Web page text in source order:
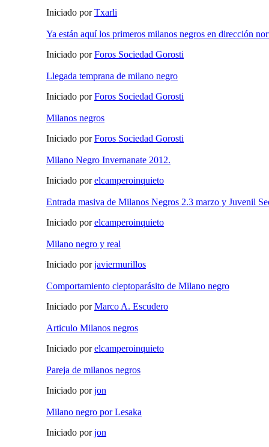
Iniciado porTxarli
Ya están aquí los primeros milanos negros en dirección
Iniciado porForos Sociedad Gorosti
Llegada temprana de milano negro
Iniciado porForos Sociedad Gorosti
Milanos negros
Iniciado porForos Sociedad Gorosti
Milano Negro Invernanate 2012.
Iniciado porelcamperoinquieto
Entrada masiva de Milanos Negros 2.3 marzo y Juvenil
Iniciado porelcamperoinquieto
Milano negro y real
Iniciado porjaviermurillos
Comportamiento cleptoparásito de Milano negro
Iniciado porMarco A. Escudero
Articulo Milanos negros
Iniciado porelcamperoinquieto
Pareja de milanos negros
Iniciado porjon
Milano negro por Lesaka
Iniciado porjon